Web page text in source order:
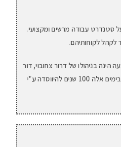
סטנדרט עבודה מרשים ומקצועי.
לקהל לקוחותיהם.
הינה בניהולו של דרור צחובוי, דור
שלישי לחברת צחובוי החוגגת בימים אלה 100 שנים להיווסדה ע"י